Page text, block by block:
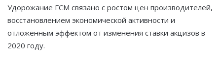
Удорожание ГСМ связано с ростом цен производителей,
восстановлением экономической активности и
отложенным эффектом от изменения ставки акцизов в
2020 году.